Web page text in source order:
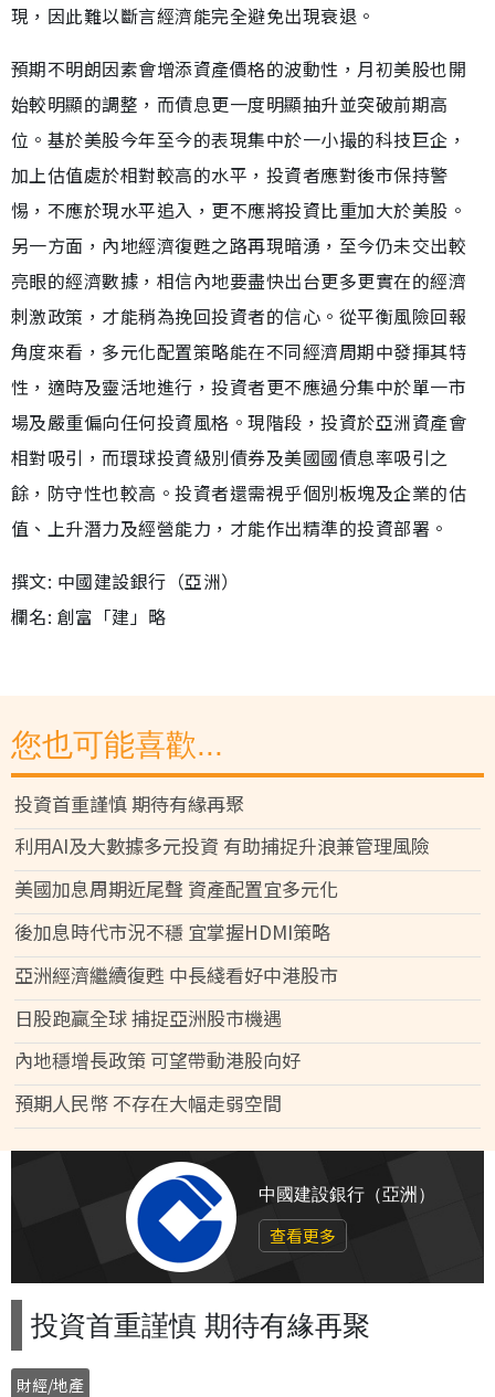
現，因此難以斷言經濟能完全避免出現衰退。
預期不明朗因素會增添資產價格的波動性，月初美股也開
始較明顯的調整，而債息更一度明顯抽升並突破前期高
位。基於美股今年至今的表現集中於一小撮的科技巨企，
加上估值處於相對較高的水平，投資者應對後市保持警
惕，不應於現水平追入，更不應將投資比重加大於美股。
另一方面，內地經濟復甦之路再現暗湧，至今仍未交出較
亮眼的經濟數據，相信內地要盡快出台更多更實在的經濟
刺激政策，才能稍為挽回投資者的信心。從平衡風險回報
角度來看，多元化配置策略能在不同經濟周期中發揮其特
性，適時及靈活地進行，投資者更不應過分集中於單一市
場及嚴重偏向任何投資風格。現階段，投資於亞洲資產會
相對吸引，而環球投資級別債券及美國國債息率吸引之
餘，防守性也較高。投資者還需視乎個別板塊及企業的估
值、上升潛力及經營能力，才能作出精準的投資部署。
撰文: 中國建設銀行（亞洲）
欄名: 創富「建」略
您也可能喜歡...
投資首重謹慎 期待有緣再聚
利用AI及大數據多元投資 有助捕捉升浪兼管理風險
美國加息周期近尾聲 資產配置宜多元化
後加息時代市況不穩 宜掌握HDMI策略
亞洲經濟繼續復甦 中長綫看好中港股市
日股跑贏全球 捕捉亞洲股市機遇
內地穩增長政策 可望帶動港股向好
預期人民幣 不存在大幅走弱空間
中國建設銀行（亞洲）
查看更多
投資首重謹慎 期待有緣再聚
財經/地產